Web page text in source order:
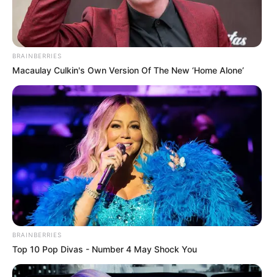
BRAINBERRIES
Macaulay Culkin's Own Version Of The New ‘Home Alone’
BRAINBERRIES
Top 10 Pop Divas - Number 4 May Shock You